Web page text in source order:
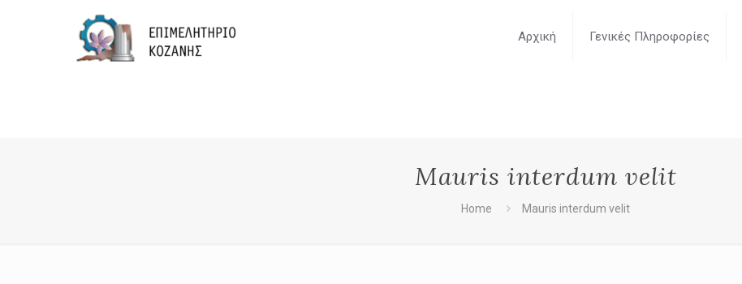
Αρχική Γενικές Πληροφορίες
Mauris interdum velit
Home Mauris interdum velit